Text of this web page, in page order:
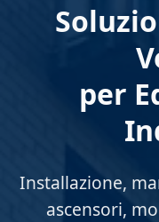
per
Installazione,
ascensori,